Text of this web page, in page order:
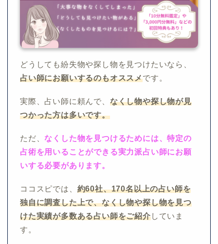
どうしても紛失物や探し物を見つけたいなら、
占い師にお願いするのもオススメです。
実際、占い師に頼んで、 なくし物や探し物が見
つかった方は多いです。
ただ、なくした物を見つけるためには、特定の
占術を用いることができる実力派占い師にお願
いする必要があります。
ココスピでは、 約60社、170名以上の占い師を
独自に調査した上で、なくし物や探し物を見つ
けた実績が多数ある占い師をご紹介していま
す。